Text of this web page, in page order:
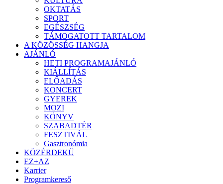
OKTATÁS
SPORT
EGÉSZSÉG
TÁMOGATOTT TARTALOM
A KÖZÖSSÉG HANGJA
AJÁNLÓ
HETI PROGRAMAJÁNLÓ
KIÁLLÍTÁS
ELŐADÁS
KONCERT
GYEREK
MOZI
KÖNYV
SZABADTÉR
FESZTIVÁL
Gasztronómia
KÖZÉRDEKŰ
EZ+AZ
Karrier
Programkereső